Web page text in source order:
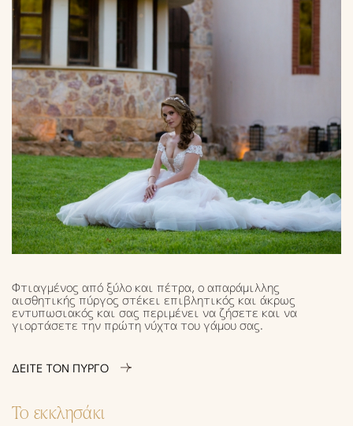
Φτιαγμένος από ξύλο και πέτρα, ο απαράμιλλης
αισθητικής πύργος στέκει επιβλητικός και άκρως
εντυπωσιακός και σας περιμένει να ζήσετε και να
γιορτάσετε την πρώτη νύχτα του γάμου σας.
ΔΕΙΤΕ ΤΟΝ ΠΥΡΓΟ
Το εκκλησάκι